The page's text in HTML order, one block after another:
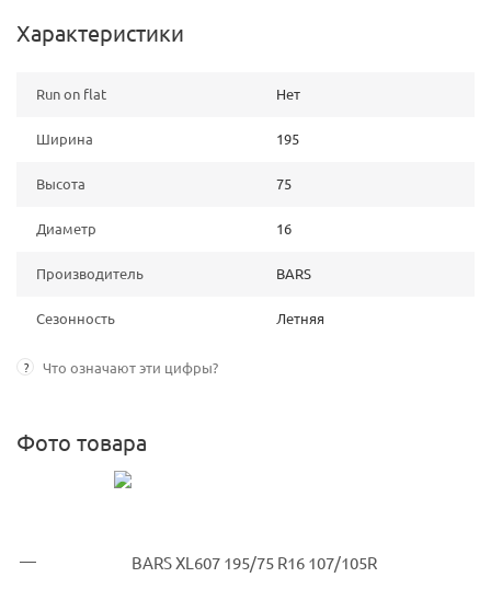
Характеристики
Run on flat Нет
Ширина 195
Высота 75
Диаметр 16
Производитель BARS
Сезонность Летняя
? Что означают эти цифры?
Фото товара